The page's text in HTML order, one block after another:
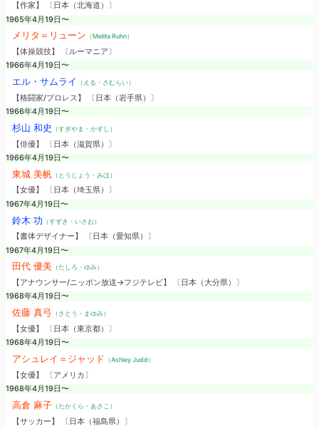
【作家】 〔日本（北海道）〕
1965年4月19日〜
メリタ＝リューン （Melita Ruhn）
【体操競技】 〔ルーマニア〕
1966年4月19日〜
エル・サムライ （える・さむらい）
【格闘家/プロレス】 〔日本（岩手県）〕
1966年4月19日〜
杉山 和史 （すぎやま・かずし）
【俳優】 〔日本（滋賀県）〕
1966年4月19日〜
東城 美帆（とうじょう・みほ）
【女優】 〔日本（埼玉県）〕
1967年4月19日〜
鈴木 功 （すずき・いさお）
【書体デザイナー】 〔日本（愛知県）〕
1967年4月19日〜
田代 優美（たしろ・ゆみ）
【アナウンサー/ニッポン放送→フジテレビ】 〔日本（大分県）〕
1968年4月19日〜
佐藤 真弓 （さとう・まゆみ）
【女優】 〔日本（東京都）〕
1968年4月19日〜
アシュレイ＝ジャッド （Ashley Judd）
【女優】 〔アメリカ〕
1968年4月19日〜
高倉 麻子（たかくら・あさこ）
【サッカー】 〔日本（福島県）〕